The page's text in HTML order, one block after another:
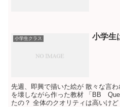
小学生クラス 小学生
先週、即興で描いた絵が 散々な言
を壊しながら作った教材 「BB
たの？ 全体のクオリティは高いけ